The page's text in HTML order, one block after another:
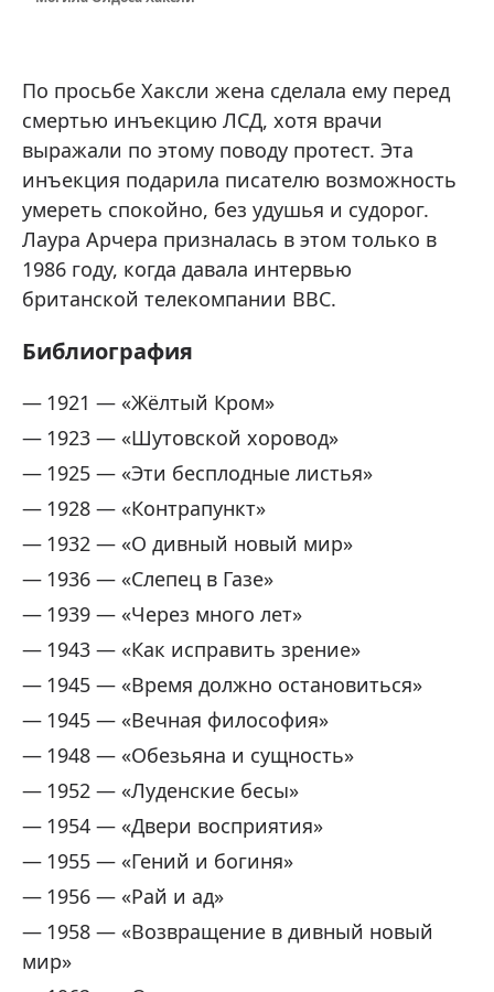
По просьбе Хаксли жена сделала ему перед
смертью инъекцию ЛСД, хотя врачи
выражали по этому поводу протест. Эта
инъекция подарила писателю возможность
умереть спокойно, без удушья и судорог.
Лаура Арчера призналась в этом только в
1986 году, когда давала интервью
британской телекомпании BBC.
Библиография
1921 — «Жёлтый Кром»
1923 — «Шутовской хоровод»
1925 — «Эти бесплодные листья»
1928 — «Контрапункт»
1932 — «О дивный новый мир»
1936 — «Слепец в Газе»
1939 — «Через много лет»
1943 — «Как исправить зрение»
1945 — «Время должно остановиться»
1945 — «Вечная философия»
1948 — «Обезьяна и сущность»
1952 — «Луденские бесы»
1954 — «Двери восприятия»
1955 — «Гений и богиня»
1956 — «Рай и ад»
1958 — «Возвращение в дивный новый
мир»